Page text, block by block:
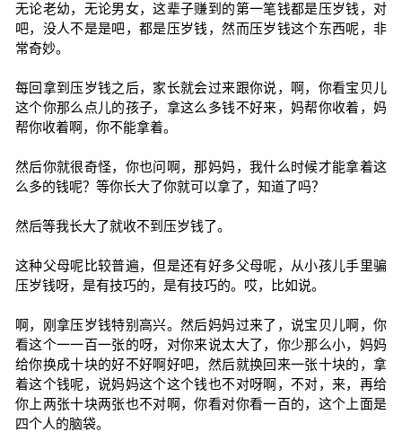
无论老幼，无论男女，这辈子赚到的第一笔钱都是压岁钱，对
吧，没人不是是吧，都是压岁钱，然而压岁钱这个东西呢，非
常奇妙。
每回拿到压岁钱之后，家长就会过来跟你说，啊，你看宝贝儿
这个你那么点儿的孩子，拿这么多钱不好来，妈帮你收着，妈
帮你收着啊，你不能拿着。
然后你就很奇怪，你也问啊，那妈妈，我什么时候才能拿着这
么多的钱呢？等你长大了你就可以拿了，知道了吗？
然后等我长大了就收不到压岁钱了。
这种父母呢比较普遍，但是还有好多父母呢，从小孩儿手里骗
压岁钱呀，是有技巧的，是有技巧的。哎，比如说。
啊，刚拿压岁钱特别高兴。然后妈妈过来了，说宝贝儿啊，你
看这个一一百一张的呀，对你来说太大了，你少那么小，妈妈
给你换成十块的好不好啊好吧，然后就换回来一张十块的，拿
着这个钱呢，说妈妈这个这个钱也不对呀啊，不对，来，再给
你上两张十块两张也不对啊，你看对你看一百的，这个上面是
四个人的脑袋。